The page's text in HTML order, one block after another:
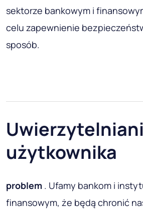
sektorze bankowym i
celu zapewnienie
sposób.
użytkownika
problem . Ufamy bankom i
finansowym, że będą chronić